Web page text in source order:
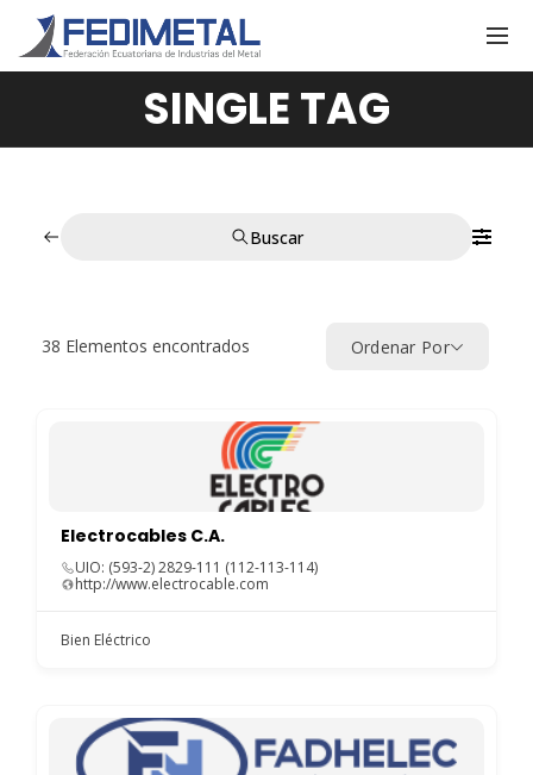
SINGLE TAG
Buscar
38 Elementos encontrados Ordenar Por
Electrocables C.A.
UIO: (593-2) 2829-111 (112-113-114)
http://www.electrocable.com
Bien Eléctrico